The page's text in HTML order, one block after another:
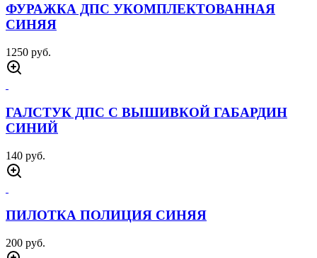
ФУРАЖКА ДПС УКОМПЛЕКТОВАННАЯ
СИНЯЯ
1250 руб.
ГАЛСТУК ДПС С ВЫШИВКОЙ ГАБАРДИН
СИНИЙ
140 руб.
ПИЛОТКА ПОЛИЦИЯ СИНЯЯ
200 руб.